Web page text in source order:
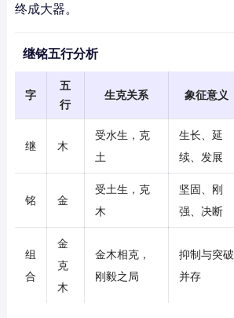
终成大器。
继铭五行分析
字
五
行
生克关系 象征意义
继 木
受水生，克
土
生长、延
续、发展
铭 金
受土生，克
木
坚固、刚
强、决断
组
合
金
克
木
金木相克，
刚毅之局
抑制与突破
并存